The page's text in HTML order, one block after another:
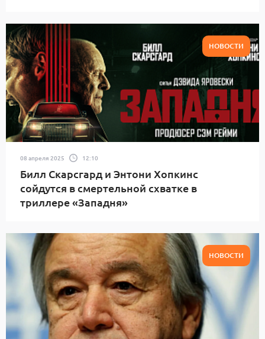
НОВОСТИ
08 апреля 2025 12:10
Билл Скарсгард и Энтони Хопкинс
сойдутся в смертельной схватке в
триллере «Западня»
НОВОСТИ